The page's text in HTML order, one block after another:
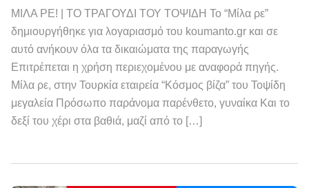
ΜΙΛΑ ΡΕ! | ΤΟ ΤΡΑΓΟΥΔΙ ΤΟΥ ΤΟΨΙΔΗ Το “Μίλα ρε”
δημιουργήθηκε για λογαριασμό του koumanto.gr και σε
αυτό ανήκουν όλα τα δικαιώματα της παραγωγής
Επιτρέπεται η χρήση περιεχομένου με αναφορά πηγής.
Μίλα ρε, στην Τουρκία εταιρεία “Κόσμος βίζα” του Τοψίδη
μεγαλεία Πρόσωπο παράνομα παρένθετο, γυναίκα Και το
δεξί του χέρι στα βαθιά, μαζί από το […]